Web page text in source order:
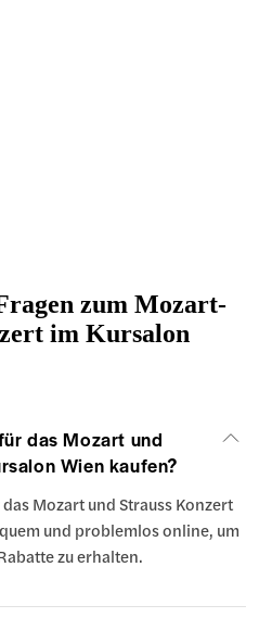
zum Mozart-
im Kursalon
das Mozart und
Wien kaufen?
Mozart und Strauss Konzert
und problemlos online, um
zu erhalten.